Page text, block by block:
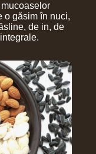
o găsim în nuci,
de in, de